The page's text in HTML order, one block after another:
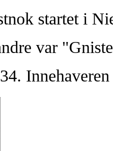
startet i
var